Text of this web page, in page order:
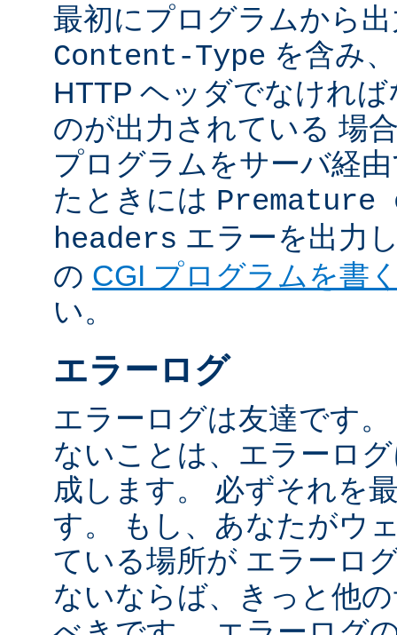
最初にプログラムから
Content-Type を含み
HTTP ヘッダでなけれ
のが出力されている 場
プログラムをサーバ経
たときには
headers エラーを出力
の CGI プログラムを書
い。
エラーログ
エラーログは友達です
ないことは、エラーロ
成します。 必ずそれを
す。 もし、あなたがウ
ている場所が エラーロ
ないならば、きっと他